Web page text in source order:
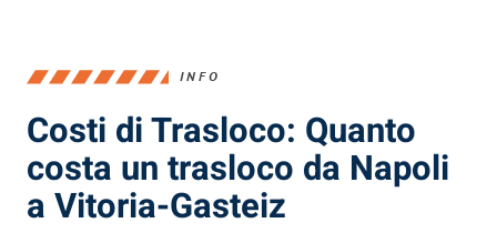
INFO
Costi di Trasloco: Quanto
costa un trasloco da Napoli
a Vitoria-Gasteiz